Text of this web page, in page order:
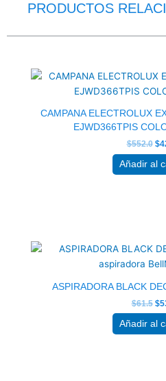
PRODUCTOS
CAMPANA ELECTROLUX
EJWD366TPIS
$552.0 $
Añadir al
ASPIRADORA BLACK
$61.5 $
Añadir al